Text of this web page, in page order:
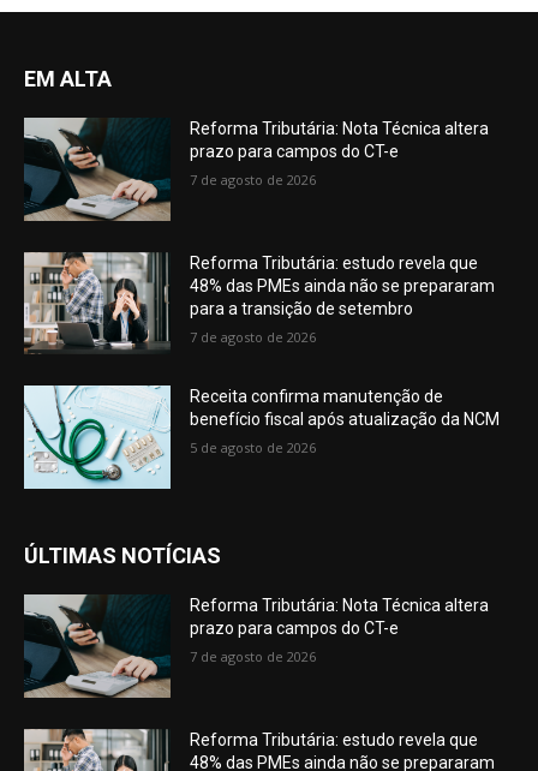
EM ALTA
Reforma Tributária: Nota Técnica altera
prazo para campos do CT-e
7 de agosto de 2026
Reforma Tributária: estudo revela que
48% das PMEs ainda não se prepararam
para a transição de setembro
7 de agosto de 2026
Receita confirma manutenção de
benefício fiscal após atualização da NCM
5 de agosto de 2026
ÚLTIMAS NOTÍCIAS
Reforma Tributária: Nota Técnica altera
prazo para campos do CT-e
7 de agosto de 2026
Reforma Tributária: estudo revela que
48% das PMEs ainda não se prepararam